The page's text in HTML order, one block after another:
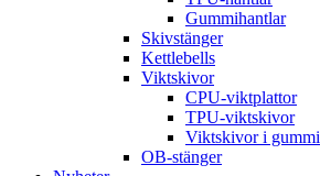
Gummihantlar
Skivstänger
Kettlebells
Viktskivor
CPU-viktplattor
TPU-viktskivor
Viktskivor i gummi
OB-stänger